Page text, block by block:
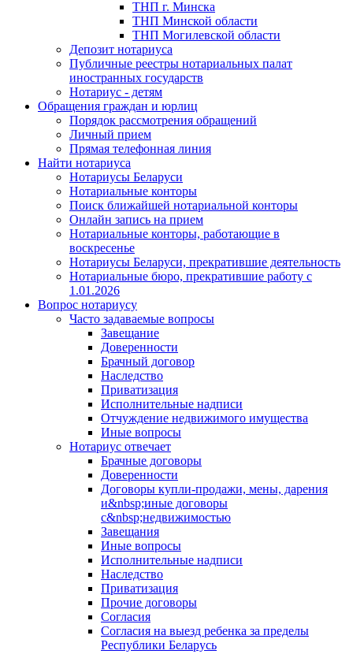
ТНП г. Минска
ТНП Минской области
ТНП Могилевской области
Депозит нотариуса
Публичные реестры нотариальных палат
иностранных государств
Нотариус - детям
Обращения граждан и юрлиц
Порядок рассмотрения обращений
Личный прием
Прямая телефонная линия
Найти нотариуса
Нотариусы Беларуси
Нотариальные конторы
Поиск ближайшей нотариальной конторы
Онлайн запись на прием
Нотариальные конторы, работающие в
воскресенье
Нотариусы Беларуси, прекратившие деятельность
Нотариальные бюро, прекратившие работу с
1.01.2026
Вопрос нотариусу
Часто задаваемые вопросы
Завещание
Доверенности
Брачный договор
Наследство
Приватизация
Исполнительные надписи
Отчуждение недвижимого имущества
Иные вопросы
Нотариус отвечает
Брачные договоры
Доверенности
Договоры купли-продажи, мены, дарения
и&nbsp;иные договоры
с&nbsp;недвижимостью
Завещания
Иные вопросы
Исполнительные надписи
Наследство
Приватизация
Прочие договоры
Согласия
Согласия на выезд ребенка за пределы
Республики Беларусь